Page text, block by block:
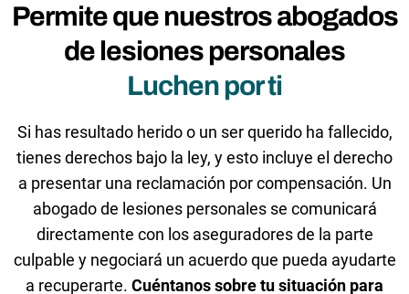
Permite que nuestros abogados
de lesiones personales
Luchen por ti
Si has resultado herido o un ser querido ha fallecido,
tienes derechos bajo la ley, y esto incluye el derecho
a presentar una reclamación por compensación. Un
abogado de lesiones personales se comunicará
directamente con los aseguradores de la parte
culpable y negociará un acuerdo que pueda ayudarte
a recuperarte. Cuéntanos sobre tu situación para